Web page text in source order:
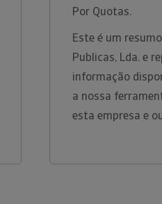
Por Quotas.
Este é um
Publicas, Lda. e
informação
a nossa
esta empresa e